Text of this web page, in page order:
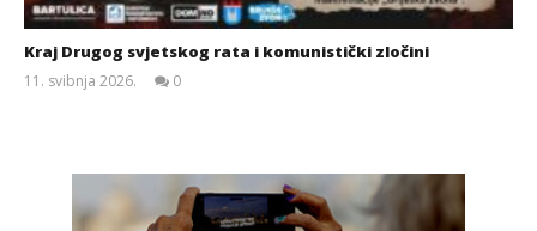
Kraj Drugog svjetskog rata i komunistički zločini
11. svibnja 2026.
0